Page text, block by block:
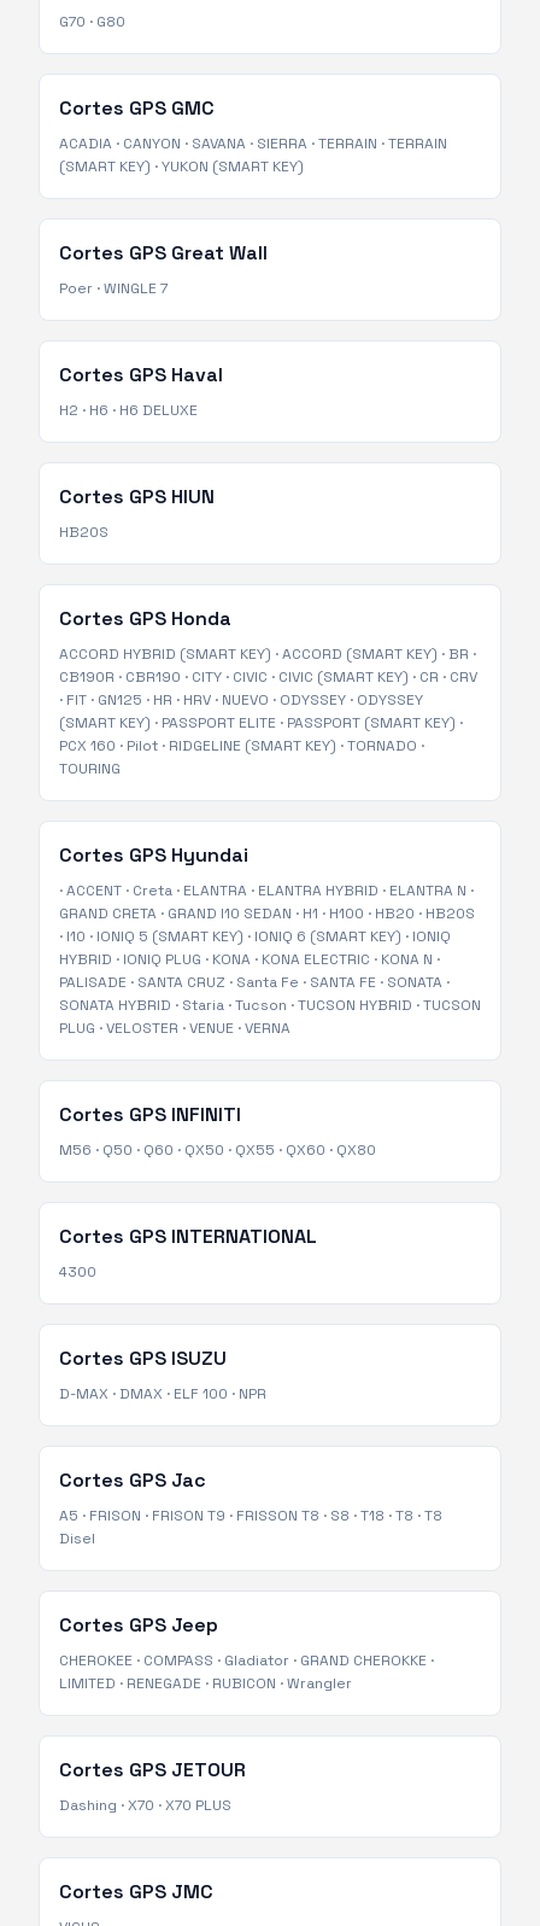
G70 · G80
Cortes GPS GMC
ACADIA · CANYON · SAVANA · SIERRA ·TERRAIN ·TERRAIN
(SMART KEY) ·YUKON (SMART KEY)
Cortes GPS Great Wall
Poer ·WINGLE 7
Cortes GPS Haval
H2 · H6 · H6 DELUXE
Cortes GPS HIUN
HB20S
Cortes GPS Honda
ACCORD HYBRID (SMART KEY) ·ACCORD (SMART KEY) · BR ·
CB190R · CBR190 · CITY · CIVIC · CIVIC (SMART KEY) · CR · CRV
· FIT · GN125 · HR · HRV · NUEVO · ODYSSEY · ODYSSEY
(SMART KEY) · PASSPORT ELITE · PASSPORT (SMART KEY) ·
PCX 160 · Pilot · RIDGELINE (SMART KEY) ·TORNADO ·
TOURING
Cortes GPS Hyundai
·ACCENT · Creta · ELANTRA · ELANTRA HYBRID · ELANTRA N ·
GRAND CRETA · GRAND I10 SEDAN · H1 · H100 · HB20 · HB20S
· I10 · IONIQ 5 (SMART KEY) · IONIQ 6 (SMART KEY) · IONIQ
HYBRID · IONIQ PLUG · KONA · KONA ELECTRIC · KONA N ·
PALISADE · SANTA CRUZ · Santa Fe · SANTA FE · SONATA ·
SONATA HYBRID · Staria ·Tucson ·TUCSON HYBRID ·TUCSON
PLUG ·VELOSTER ·VENUE ·VERNA
Cortes GPS INFINITI
M56 · Q50 · Q60 · QX50 · QX55 · QX60 · QX80
Cortes GPS INTERNATIONAL
4300
Cortes GPS ISUZU
D-MAX · DMAX · ELF 100 · NPR
Cortes GPS Jac
A5 · FRISON · FRISON T9 · FRISSON T8 · S8 ·T18 ·T8 ·T8
Disel
Cortes GPS Jeep
CHEROKEE · COMPASS · Gladiator · GRAND CHEROKKE ·
LIMITED · RENEGADE · RUBICON ·Wrangler
Cortes GPS JETOUR
Dashing ·X70 ·X70 PLUS
Cortes GPS JMC